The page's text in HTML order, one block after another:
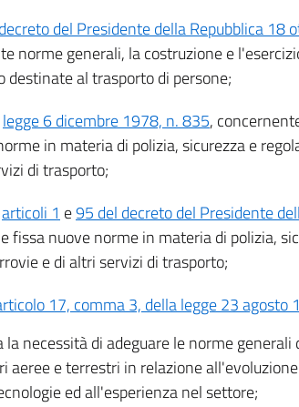
decreto del Presidente della Repubblica 18
norme generali, la costruzione e
destinate al trasporto di persone;
legge 6 dicembre 1978, n. 835,
in materia di polizia, sicurezza e
di trasporto;
articoli 1 e95 del decreto del Presidente
fissa nuove norme in materia di polizia,
e di altri servizi di trasporto;
17, comma 3, della legge 23 agosto
la necessità di adeguare le norme
aeree e terrestri in relazione
ed all'esperienza nel settore;